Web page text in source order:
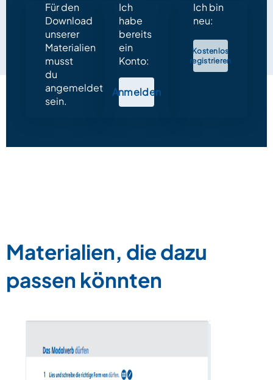
Für den
Download
unserer
Materialien
musst
du
angemeldet
sein.
Ich
habe
bereits
ein
Konto:
Anmelden
Ich bin
neu:
Kostenlos
registrieren
Materialien, die dazu
passen könnten